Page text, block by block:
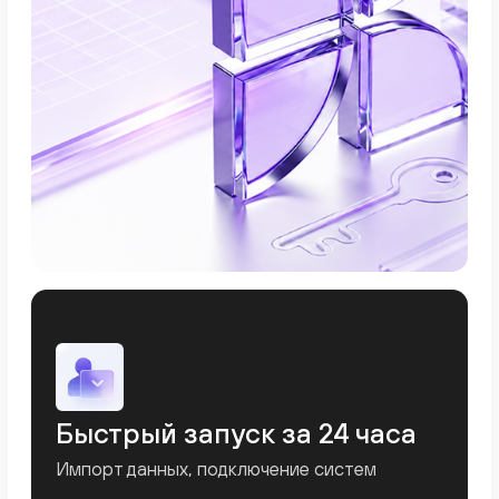
Все ключевые
финансовые показатели
в одной системе
Kense автоматически собирает данные из
разных источников и формирует
помогает принимать решения на основе
реальных цифр.
ОДДС